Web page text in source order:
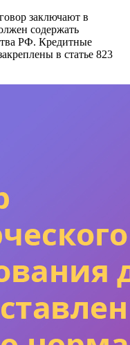
заключают в
содержать
РФ. Кредитные
в статье 823